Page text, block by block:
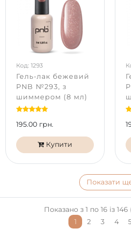
Код: 1293
Гель-лак бежевий
PNB №293, з
шиммером (8 мл)
195.00 грн.
Купити
Показати
Показано з 1 по 16 із 146
1
2 3 4